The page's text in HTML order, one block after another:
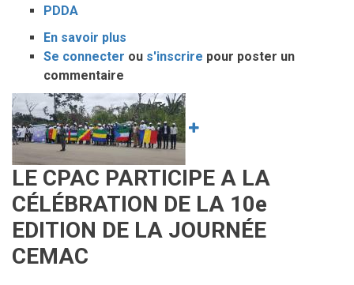
PDDA
En savoir plus
14ème
de
Partenariat
du
Programme
Détaillé
pour
le
Développement
Se connecter ou s'inscrire pour poster un
commentaire
Image
LE CPAC PARTICIPE A LA
CÉLÉBRATION DE LA 10e
EDITION DE LA JOURNÉE
CEMAC